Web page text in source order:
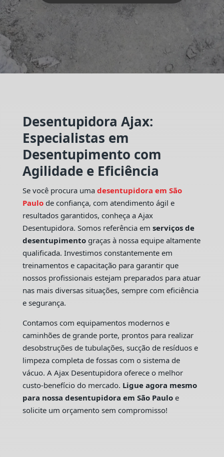
Desentupidora Ajax:
Especialistas em
Desentupimento com
Agilidade e Eficiência
Se você procura uma desentupidora em São
Paulo de confiança, com atendimento ágil e
resultados garantidos, conheça a Ajax
Desentupidora. Somos referência em serviços de
desentupimentograças à nossa equipe altamente
qualificada. Investimos constantemente em
treinamentos e capacitação para garantir que
nossos profissionais estejam preparados para atuar
nas mais diversas situações, sempre com eficiência
e segurança.
Contamos com equipamentos modernos e
caminhões de grande porte, prontos para realizar
desobstruções de tubulações, sucção de resíduos e
limpeza completa de fossas com o sistema de
vácuo. A Ajax Desentupidora oferece o melhor
custo-benefício do mercado. Ligue agora mesmo
para nossa desentupidora em São Pauloe
solicite um orçamento sem compromisso!